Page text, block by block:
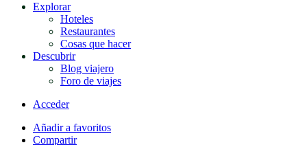
Explorar
Hoteles
Restaurantes
Cosas que hacer
Descubrir
Blog viajero
Foro de viajes
Acceder
Añadir a favoritos
Compartir